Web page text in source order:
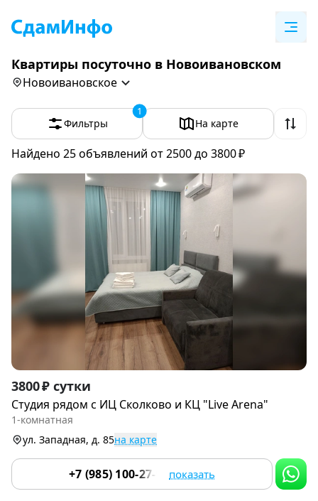
Квартиры посуточно в Новоивановском
Новоивановское
Фильтры
1
На карте
Найдено 25объявлений от 2500 до 3800 ₽
Item
1
of
3800 ₽ сутки
Студия рядом с ИЦ Сколково и КЦ "Live Arena"
1-комнатная
ул. Западная, д. 85на карте
+7 (985) 100-27-96 показать